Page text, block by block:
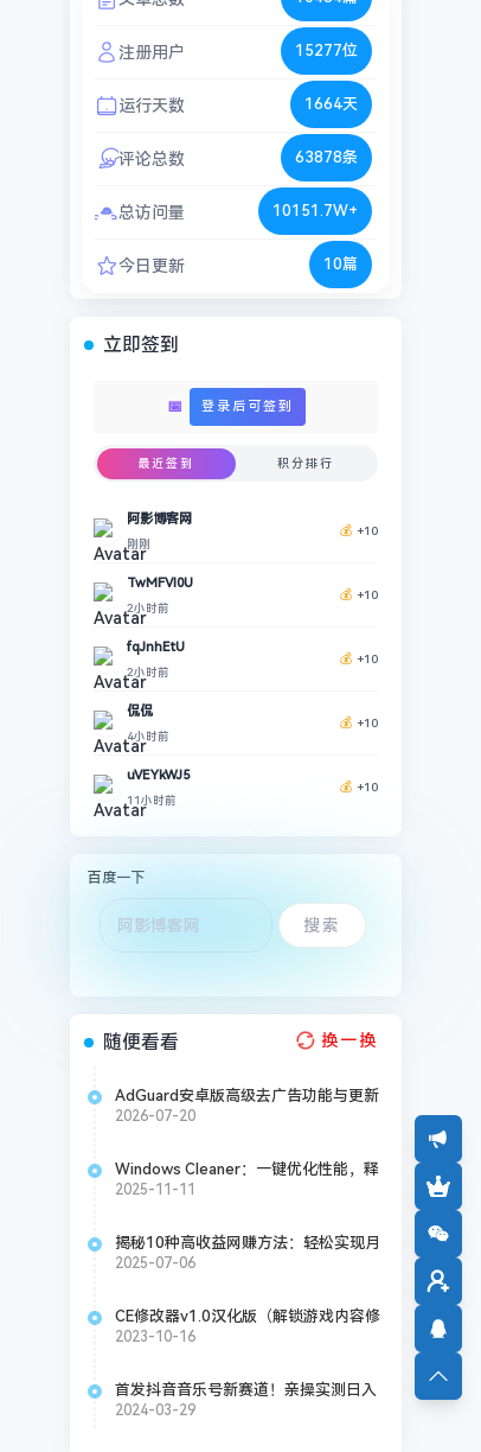
注册用户 15277位
运行天数 1664天
评论总数 63878条
总访问量 10151.7W+
今日更新 10篇
立即签到
📅 登录后可签到
最近签到 积分排行
阿影博客网
刚刚
💰 +10
TwMFVl0U
2小时前
💰 +10
fqJnhEtU
2小时前
💰 +10
侃侃
4小时前
💰 +10
uVEYkWJ5
11小时前
💰 +10
百度一下
随便看看 换一换
AdGuard安卓版高级去广告功能与更新
详情
2026-07-20
Windows Cleaner：一键优化性能，释
放C盘空间
2025-11-11
揭秘10种高收益网赚方法：轻松实现月
入过万的小众技巧
2025-07-06
CE修改器v1.0汉化版（解锁游戏内容修
改）
2023-10-16
首发抖音音乐号新赛道！亲操实测日入
300+，附赠项目所需素材（价值398
2024-03-29